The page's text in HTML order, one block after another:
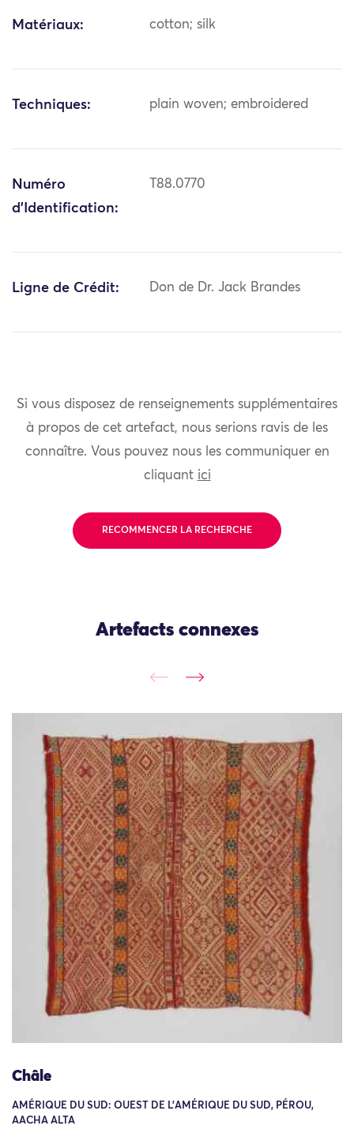
Matériaux: cotton; silk
Techniques: plain woven; embroidered
Numéro
d'Identification:
T88.0770
Ligne de Crédit: Don de Dr. Jack Brandes
Si vous disposez de renseignements supplémentaires
à propos de cet artefact, nous serions ravis de les
connaître. Vous pouvez nous les communiquer en
cliquant ici
RECOMMENCER LA RECHERCHE
Artefacts connexes
Châle
AMÉRIQUE DU SUD: OUEST DE L'AMÉRIQUE DU SUD, PÉROU,
AACHA ALTA